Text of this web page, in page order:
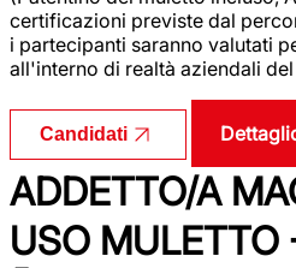
certificazioni previste dal
i partecipanti saranno valutati
all'interno di realtà aziendali
Candidati
ADDETTO/A
USO MULETTO